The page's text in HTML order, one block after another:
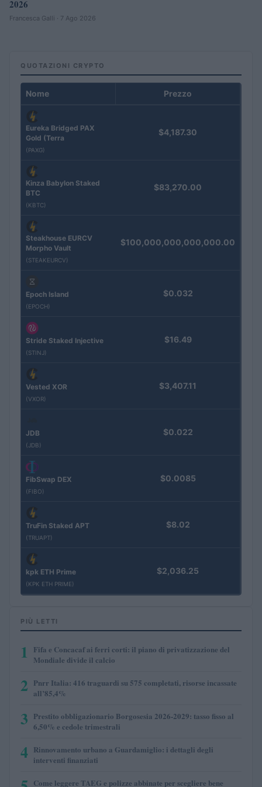
2026
Francesca Galli · 7 Ago 2026
QUOTAZIONI CRYPTO
Nome Prezzo
Eureka Bridged PAX
Gold (Terra
(PAXG)
$4,187.30
Kinza Babylon Staked
BTC
(KBTC)
$83,270.00
Steakhouse EURCV
Morpho Vault
(STEAKEURCV)
$100,000,000,000,000.00
Epoch Island
(EPOCH)
$0.032
Stride Staked Injective
(STINJ)
$16.49
Vested XOR
(VXOR)
$3,407.11
JDB
(JDB)
$0.022
FibSwap DEX
(FIBO)
$0.0085
TruFin Staked APT
(TRUAPT)
$8.02
kpk ETH Prime
(KPK ETH PRIME)
$2,036.25
PIÙ LETTI
1
Fifa e Concacaf ai ferri corti: il piano di privatizzazione del
Mondiale divide il calcio
2 Pnrr Italia: 416 traguardi su 575 completati, risorse incassate
all’85,4%
3 Prestito obbligazionario Borgosesia 2026-2029: tasso fisso al
6,50% e cedole trimestrali
4 Rinnovamento urbano a Guardamiglio: i dettagli degli
interventi finanziati
Come leggere TAEG e polizze abbinate per scegliere bene